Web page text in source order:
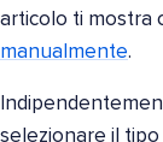
articolo ti mostra
manualmente.
selezionare il